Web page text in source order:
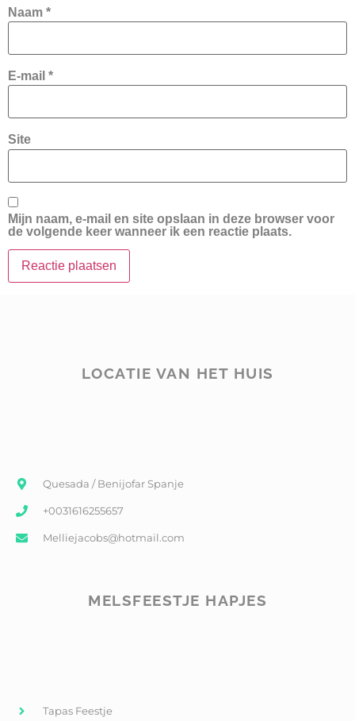
Naam *
E-mail *
Site
Mijn naam, e-mail en site opslaan in deze browser voor
de volgende keer wanneer ik een reactie plaats.
LOCATIE VAN HET HUIS
Quesada / Benijofar Spanje
+0031616255657
Melliejacobs@hotmail.com
MELSFEESTJE HAPJES
Tapas Feestje